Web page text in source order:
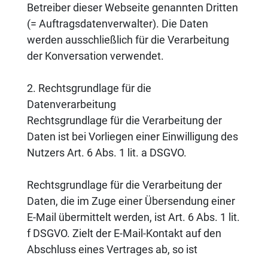
Betreiber dieser Webseite genannten Dritten
(= Auftragsdatenverwalter). Die Daten
werden ausschließlich für die Verarbeitung
der Konversation verwendet.
2. Rechtsgrundlage für die
Datenverarbeitung
Rechtsgrundlage für die Verarbeitung der
Daten ist bei Vorliegen einer Einwilligung des
Nutzers Art. 6 Abs. 1 lit. a DSGVO.
Rechtsgrundlage für die Verarbeitung der
Daten, die im Zuge einer Übersendung einer
E-Mail übermittelt werden, ist Art. 6 Abs. 1 lit.
f DSGVO. Zielt der E-Mail-Kontakt auf den
Abschluss eines Vertrages ab, so ist